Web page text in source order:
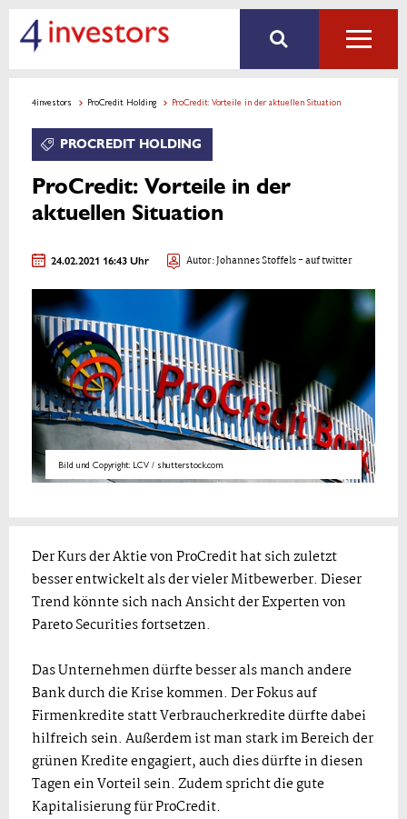
4investors ProCredit Holding ProCredit: Vorteile in der aktuellen Situation
PROCREDIT HOLDING
ProCredit: Vorteile in der
aktuellen Situation
24.02.2021 16:43 Uhr Autor:Johannes Stoffels- auf twitter
Bild und Copyright: LCV / shutterstock.com.
Der Kurs der Aktie von ProCredit hat sich zuletzt
besser entwickelt als der vieler Mitbewerber. Dieser
Trend könnte sich nach Ansicht der Experten von
Pareto Securities fortsetzen.
Das Unternehmen dürfte besser als manch andere
Bank durch die Krise kommen. Der Fokus auf
Firmenkredite statt Verbraucherkredite dürfte dabei
hilfreich sein. Außerdem ist man stark im Bereich der
grünen Kredite engagiert, auch dies dürfte in diesen
Tagen ein Vorteil sein. Zudem spricht die gute
Kapitalisierung für ProCredit.